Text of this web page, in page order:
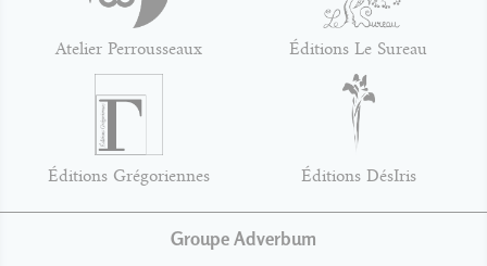
Atelier Perrousseaux Éditions Le Sureau
Éditions Grégoriennes Éditions DésIris
Groupe Adverbum